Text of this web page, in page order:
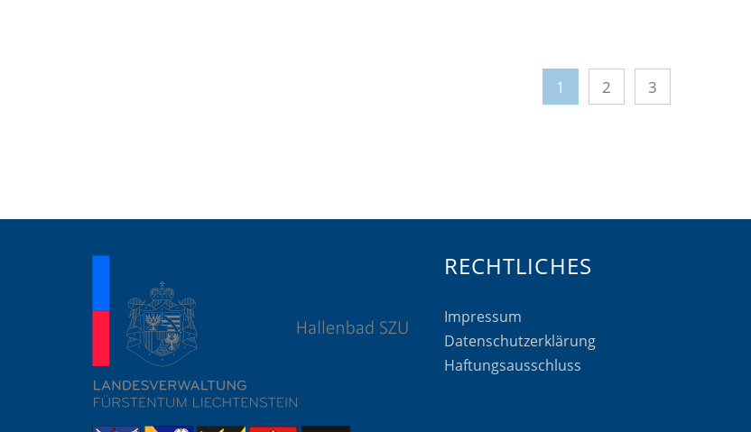
1 2 3
RECHTLICHES
Impressum
Datenschutzerklärung
Haftungsausschluss